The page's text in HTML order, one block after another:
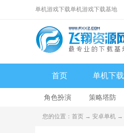
单机游戏下载单机游戏下载基地
首页 单机下载
角色扮演 策略塔防
您的位置： 首页 → 安卓单机 →